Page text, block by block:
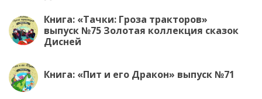
Книга: «Тачки: Гроза тракторов»
выпуск №75 Золотая коллекция сказок
Дисней
Книга: «Пит и его Дракон» выпуск №71